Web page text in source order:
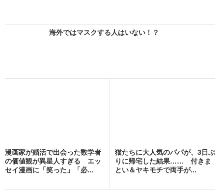
海外ではマスクする人はいない！？
漫画家が婚活で出会った数学者
の価値観が異星人すぎる エッ
セイ漫画に「笑った」「必...
猫たちに大人気のパパが、3日ぶ
りに帰宅した結果…… 付きま
とい＆ヤキモチで両手が...